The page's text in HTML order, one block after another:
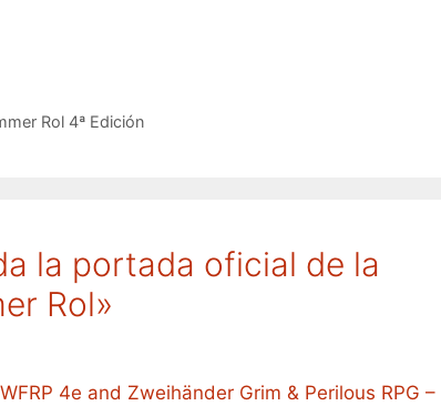
Rol 4ª Edición
la portada oficial de la
Rol»
4e and Zweihänder Grim & Perilous RPG –